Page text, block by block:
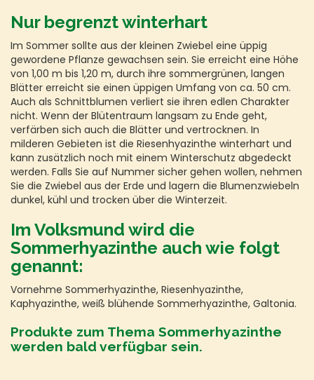
Nur begrenzt winterhart
Im Sommer sollte aus der kleinen Zwiebel eine üppig
gewordene Pflanze gewachsen sein. Sie erreicht eine Höhe
von 1,00 m bis 1,20 m, durch ihre sommergrünen, langen
Blätter erreicht sie einen üppigen Umfang von ca. 50 cm.
Auch als Schnittblumen verliert sie ihren edlen Charakter
nicht. Wenn der Blütentraum langsam zu Ende geht,
verfärben sich auch die Blätter und vertrocknen. In
milderen Gebieten ist die Riesenhyazinthe winterhart und
kann zusätzlich noch mit einem Winterschutz abgedeckt
werden. Falls Sie auf Nummer sicher gehen wollen, nehmen
Sie die Zwiebel aus der Erde und lagern die Blumenzwiebeln
dunkel, kühl und trocken über die Winterzeit.
Im Volksmund wird die
Sommerhyazinthe auch wie folgt
genannt:
Vornehme Sommerhyazinthe, Riesenhyazinthe,
Kaphyazinthe, weiß blühende Sommerhyazinthe, Galtonia.
Produkte zum Thema Sommerhyazinthe
werden bald verfügbar sein.